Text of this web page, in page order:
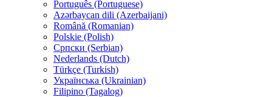
Português (Portuguese)
Azərbaycan dili (Azerbaijani)
Română (Romanian)
Polskie (Polish)
Српски (Serbian)
Nederlands (Dutch)
Türkçe (Turkish)
Українська (Ukrainian)
Filipino (Tagalog)